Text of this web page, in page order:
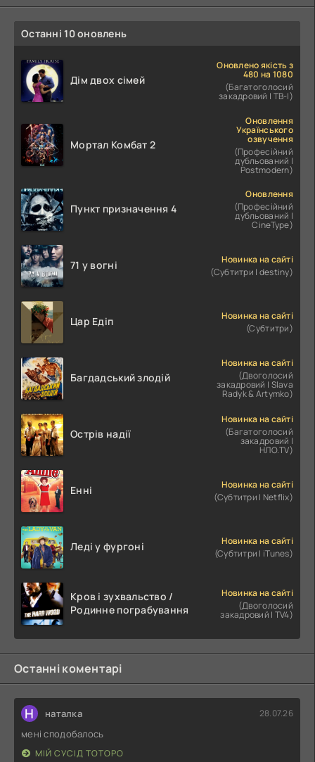
Останні 10 оновлень
Дім двох сімей
Оновлено якість з
480 на 1080
(Багатоголосий
закадровий | ТВ-І)
Мортал Комбат 2
Оновлення
Українського
озвучення
(Професійний
дубльований |
Postmodern)
Пункт призначення 4
Оновлення
(Професійний
дубльований |
CineType)
71 у вогні
Новинка на сайті
(Субтитри | destiny)
Цар Едіп
Новинка на сайті
(Субтитри)
Багдадський злодій
Новинка на сайті
(Двоголосий
закадровий | Slava
Radyk & Artymko)
Острів надії
Новинка на сайті
(Багатоголосий
закадровий |
НЛО.TV)
Енні
Новинка на сайті
(Субтитри | Netflix)
Леді у фургоні
Новинка на сайті
(Субтитри | iTunes)
Кров і зухвальство /
Родинне пограбування
Новинка на сайті
(Двоголосий
закадровий | TV4)
Останні коментарі
Н наталка 28.07.26
мені сподобалось
МІЙ СУСІД ТОТОРО